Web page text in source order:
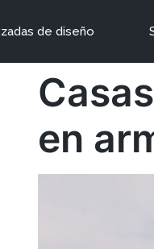
de diseño
en